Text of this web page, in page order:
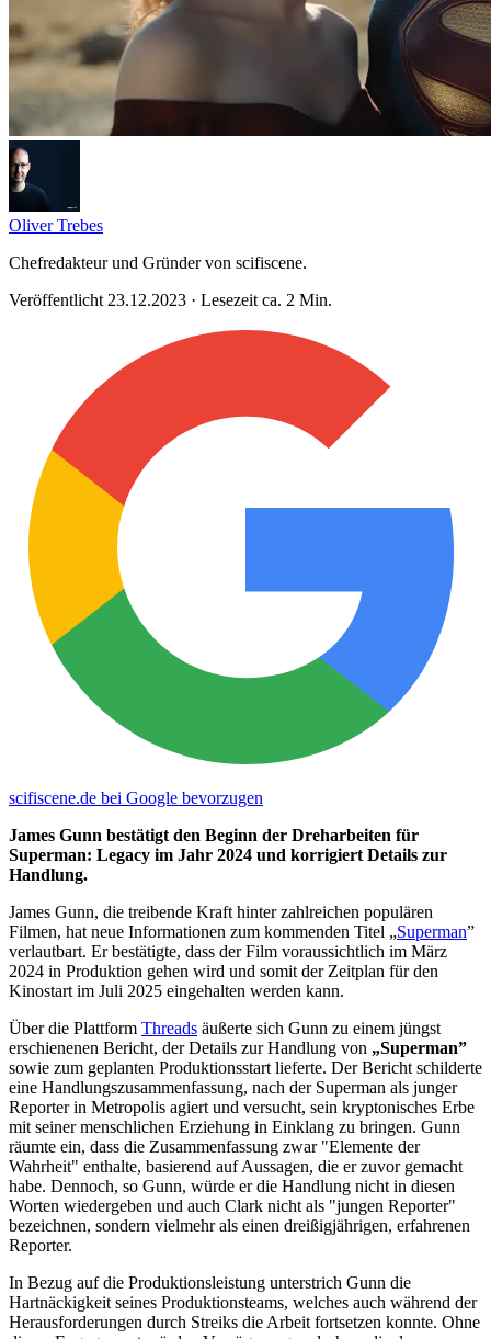
Oliver Trebes
Chefredakteur und Gründer von scifiscene.
Veröffentlicht 23.12.2023 · Lesezeit ca. 2 Min.
scifiscene.de bei Google bevorzugen
James Gunn bestätigt den Beginn der Dreharbeiten für
Superman: Legacy im Jahr 2024 und korrigiert Details zur
Handlung.
James Gunn, die treibende Kraft hinter zahlreichen populären
Filmen, hat neue Informationen zum kommenden Titel „Superman”
verlautbart. Er bestätigte, dass der Film voraussichtlich im März
2024 in Produktion gehen wird und somit der Zeitplan für den
Kinostart im Juli 2025 eingehalten werden kann.
Über die Plattform Threads äußerte sich Gunn zu einem jüngst
erschienenen Bericht, der Details zur Handlung von „Superman”
sowie zum geplanten Produktionsstart lieferte. Der Bericht schilderte
eine Handlungszusammenfassung, nach der Superman als junger
Reporter in Metropolis agiert und versucht, sein kryptonisches Erbe
mit seiner menschlichen Erziehung in Einklang zu bringen. Gunn
räumte ein, dass die Zusammenfassung zwar "Elemente der
Wahrheit" enthalte, basierend auf Aussagen, die er zuvor gemacht
habe. Dennoch, so Gunn, würde er die Handlung nicht in diesen
Worten wiedergeben und auch Clark nicht als "jungen Reporter"
bezeichnen, sondern vielmehr als einen dreißigjährigen, erfahrenen
Reporter.
In Bezug auf die Produktionsleistung unterstrich Gunn die
Hartnäckigkeit seines Produktionsteams, welches auch während der
Herausforderungen durch Streiks die Arbeit fortsetzen konnte. Ohne